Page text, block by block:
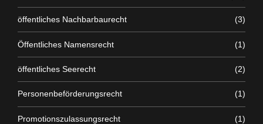
öffentliches Nachbarbaurecht (3)
Öffentliches Namensrecht (1)
öffentliches Seerecht (2)
Personenbeförderungsrecht (1)
Promotionszulassungsrecht (1)